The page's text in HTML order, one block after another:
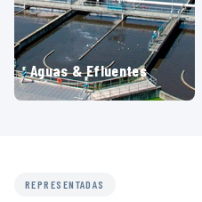
Aguas & Efluentes
REPRESENTADAS